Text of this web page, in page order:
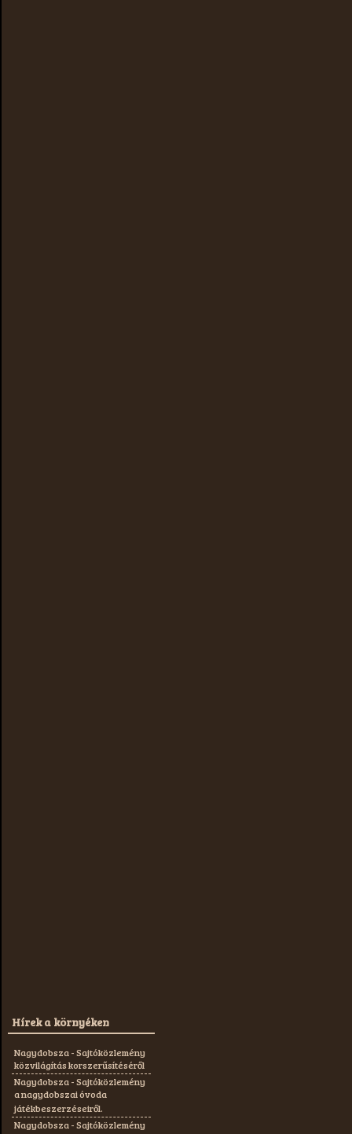
Hírek a környéken
Nagydobsza - Sajtóközlemény
közvilágítás korszerűsítéséről
Nagydobsza - Sajtóközlemény
a nagydobszai óvoda
játékbeszerzéseiről.
Nagydobsza - Sajtóközlemény